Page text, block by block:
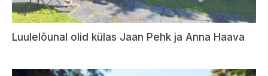
Luulelõunal olid külas Jaan Pehk ja Anna Haava